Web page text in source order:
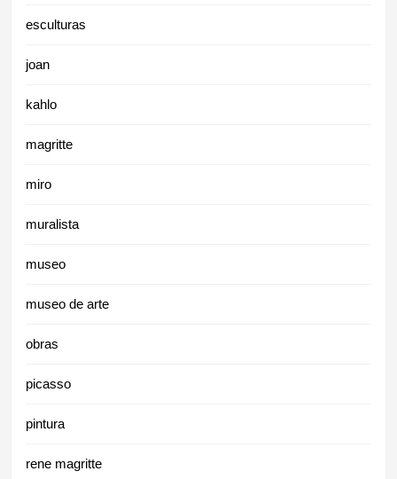
esculturas
joan
kahlo
magritte
miro
muralista
museo
museo de arte
obras
picasso
pintura
rene magritte